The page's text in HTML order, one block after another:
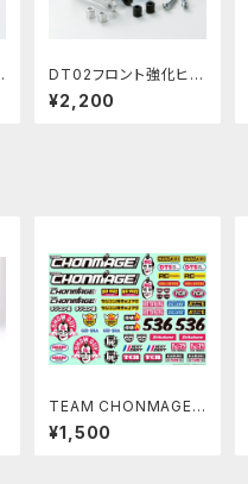
DT02フロント強化ヒン
ジピンブレース(素材3
ミリ厚ジュラルミン)PB
¥2,200
TEAM CHONMAGE
RC用サムライデカール
¥1,500